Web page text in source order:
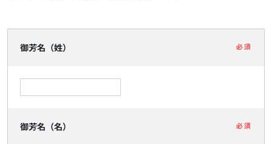
必須
御芳名（姓）
必須
御芳名（名）